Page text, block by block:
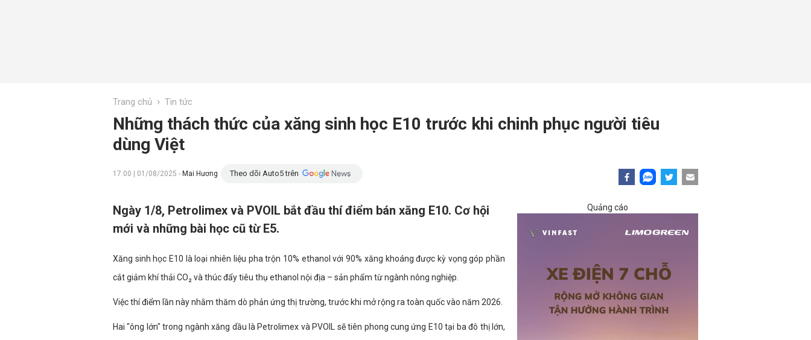
Trang chủ › Tin tức
Những thách thức của xăng sinh học E10 trước khi chinh phục người tiêu
dùng Việt
17:00 | 01/08/2025 - Mai Hương Theo dõi Auto5 trên
Ngày 1/8, Petrolimex và PVOIL bắt đầu thí điểm bán xăng E10. Cơ hội
mới và những bài học cũ từ E5.
Xăng sinh học E10 là loại nhiên liệu pha trộn 10% ethanol với 90% xăng khoáng được kỳ vọng góp phần
cắt giảm khí thải CO₂ và thúc đẩy tiêu thụ ethanol nội địa – sản phẩm từ ngành nông nghiệp.
Việc thí điểm lần này nhằm thăm dò phản ứng thị trường, trước khi mở rộng ra toàn quốc vào năm 2026.
Hai "ông lớn" trong ngành xăng dầu là Petrolimex và PVOIL sẽ tiên phong cung ứng E10 tại ba đô thị lớn,
Quảng cáo